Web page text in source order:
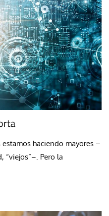
haciendo mayores –
“viejos”–. Pero la